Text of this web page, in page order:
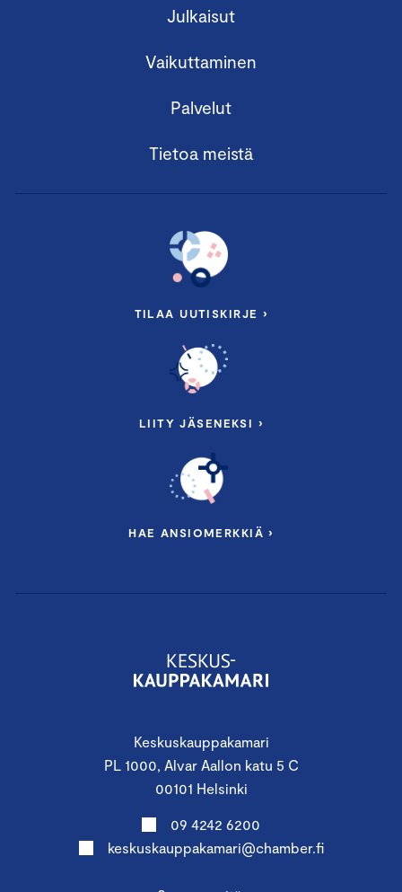
Keskuskauppakamari
PL 1000, Alvar Aallon katu 5 C
00101 Helsinki
09 4242 6200
keskuskauppakamari@chamber.fi
Julkaisut
Vaikuttaminen
Palvelut
Tietoa meistä
TILAA UUTISKIRJE ›
LIITY JÄSENEKSI ›
HAE ANSIOMERKKIÄ ›